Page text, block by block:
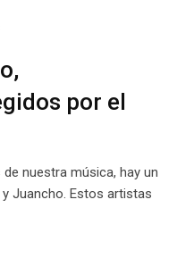
por el
nuestra música, hay un
Juancho. Estos artistas